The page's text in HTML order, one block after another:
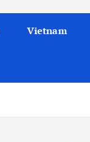
Vietnam